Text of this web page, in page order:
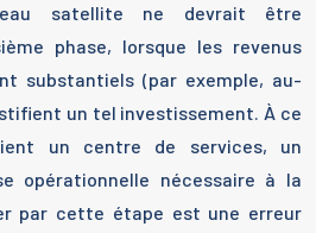
satellite ne devrait être
phase, lorsque les revenus
substantiels (par exemple, au-
un tel investissement. À ce
un centre de services, un
opérationnelle nécessaire à la
par cette étape est une erreur